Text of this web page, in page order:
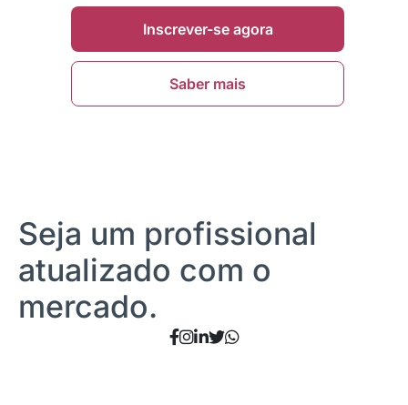
Inscrever-se agora
Saber mais
Seja um profissional
atualizado com o
mercado.